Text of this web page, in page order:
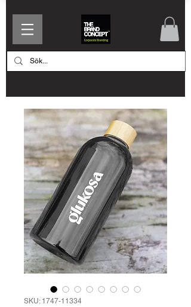
SKU: 1747-11334